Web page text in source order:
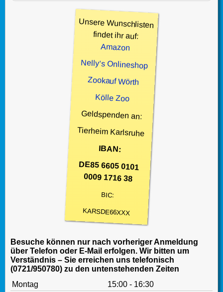
Unsere Wunschlisten
findet ihr auf:
Amazon
Nelly’s Onlineshop
Zookauf Wörth
Kölle Zoo
Geldspenden an:
Tierheim Karlsruhe
IBAN:
DE85 6605 0101
0009 1716 38
BIC:
KARSDE66XXX
Besuche können nur nach vorheriger Anmeldung
über Telefon oder E-Mail erfolgen. Wir bitten um
Verständnis – Sie erreichen uns telefonisch
(0721/950780) zu den untenstehenden Zeiten
Montag
15:00 - 16:30